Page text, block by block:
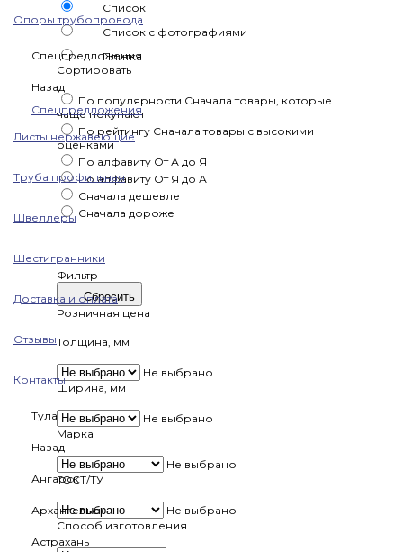
Опоры трубопровода
Спецпредложения
Назад
Спецпредложения
Листы нержавеющие
Труба профильная
Швеллеры
Шестигранники
Доставка и оплата
Отзывы
Контакты
Тула
Назад
Ангарск
Архангельск
Астрахань
Список
Список с фотографиями
Плитка
Сортировать
По популярности Сначала товары, которые
чаще покупают
По рейтингу Сначала товары с высокими
оценками
По алфавиту От А до Я
По алфавиту От Я до А
Сначала дешевле
Сначала дороже
Фильтр
Сбросить
Розничная цена
Толщина, мм
Не выбрано
Ширина, мм
Не выбрано
Марка
Не выбрано
ГОСТ/ТУ
Не выбрано
Способ изготовления